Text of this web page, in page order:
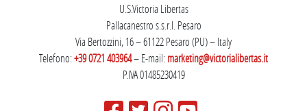
U.S.Victoria Libertas
Pallacanestro s.s.r.l. Pesaro
Via Bertozzini, 16 – 61122 Pesaro (PU) – Italy
Telefono:+39 0721 403964– E-mail:marketing@victorialibertas.it
P.IVA 01485230419